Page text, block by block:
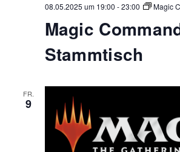
08.05.2025 um 19:00 -23:00 Magic
Magic
Stammtisch
FR.
9